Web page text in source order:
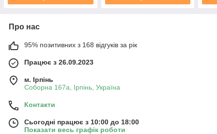
Про нас
95% позитивних з 168 відгуків за рік
Працює з 26.09.2023
м. Ірпінь
Соборна 167а, Ірпінь, Україна
Контакти
Сьогодні працює з 10:00 до 18:00
Показати весь графік роботи